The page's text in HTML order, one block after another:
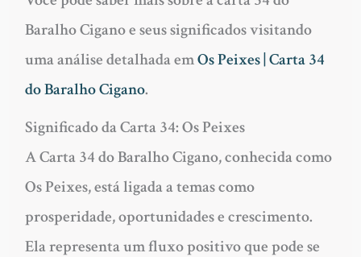
Baralho Cigano e seus significados visitando
uma análise detalhada emOs Peixes | Carta 34
do Baralho Cigano.
Significado da Carta 34: Os Peixes
A Carta 34 do Baralho Cigano, conhecida como
Os Peixes, está ligada a temas como
prosperidade, oportunidades e crescimento.
Ela representa um fluxo positivo que pode se